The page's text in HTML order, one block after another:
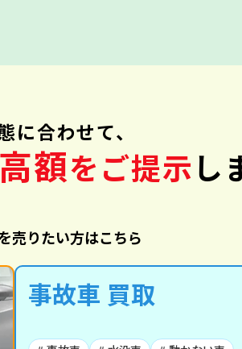
に合わせて、
額をご提示し
売りたい方はこちら
事故車 買取